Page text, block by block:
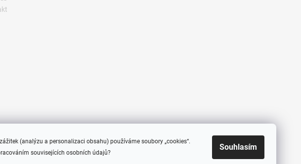
(analýzu a personalizaci obsahu) používáme soubory „cookies“.
souvisejících osobních údajů?
Souhlasím